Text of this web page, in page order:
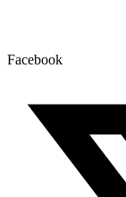
Facebook